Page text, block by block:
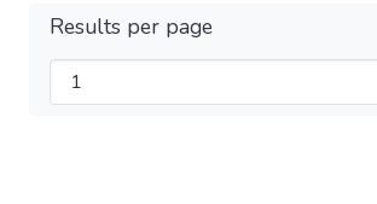
Results per page